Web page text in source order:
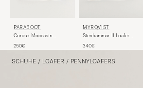
PARABOOT
Coraux Moccasin
250€
MYRQVIST
Stenhammar II Loafer
340€
SCHUHE / LOAFER / PENNYLOAFERS